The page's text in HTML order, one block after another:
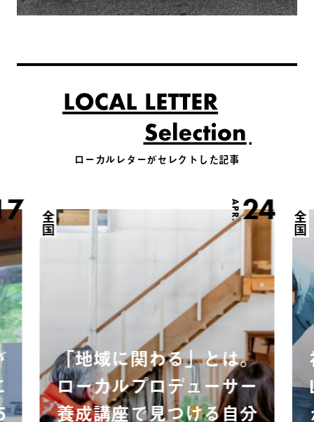
ローカルレターがセレクトした記事
APR.24
全国
「地域に関わる」とは。
ローカルプロデューサー
養成講座で見つける自分
全国